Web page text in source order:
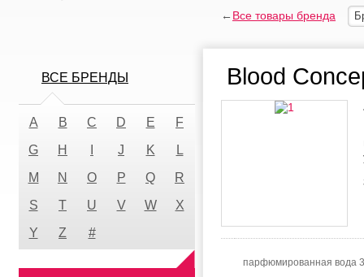
←Все товары бренда
Blood
парфюмированная вода
ВСЕ БРЕНДЫ
A B C D E
F
G
H J K
L
M
N O P Q
R
S
T U V W
X
Y
Z #